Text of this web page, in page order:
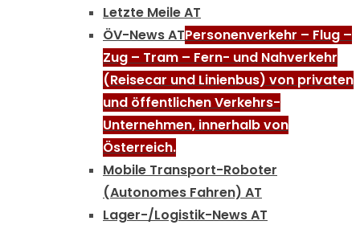
Letzte Meile AT
ÖV-News ATPersonenverkehr – Flug –
Zug – Tram – Fern- und Nahverkehr
(Reisecar und Linienbus) von privaten
und öffentlichen Verkehrs-
Unternehmen, innerhalb von
Österreich.
Mobile Transport-Roboter
(Autonomes Fahren) AT
Lager-/Logistik-News AT